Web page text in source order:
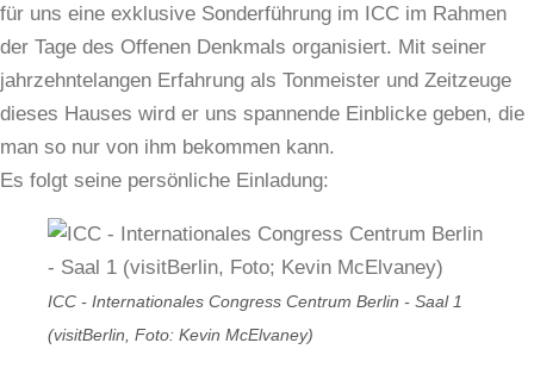
für uns eine exklusive Sonderführung im ICC im Rahmen
der Tage des Offenen Denkmals organisiert. Mit seiner
jahrzehntelangen Erfahrung als Tonmeister und Zeitzeuge
dieses Hauses wird er uns spannende Einblicke geben, die
man so nur von ihm bekommen kann.
Es folgt seine persönliche Einladung:
ICC - Internationales Congress Centrum Berlin - Saal 1
(visitBerlin, Foto: Kevin McElvaney)